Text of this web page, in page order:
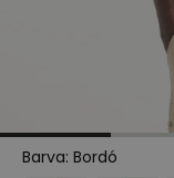
Barva: Bordó